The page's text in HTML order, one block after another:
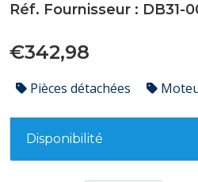
Réf. Fournisseur : DB31-
€342,98
Pièces détachées
Disponibilité